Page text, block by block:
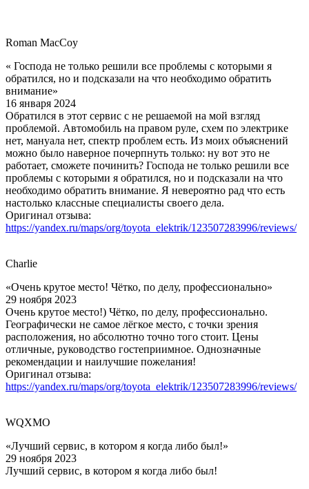
Roman MacCoy
« Господа не только решили все проблемы с которыми я
обратился, но и подсказали на что необходимо обратить
внимание»
16 января 2024
Обратился в этот сервис с не решаемой на мой взгляд
проблемой. Автомобиль на правом руле, схем по электрике
нет, мануала нет, спектр проблем есть. Из моих объяснений
можно было наверное почерпнуть только: ну вот это не
работает, сможете починить? Господа не только решили все
проблемы с которыми я обратился, но и подсказали на что
необходимо обратить внимание. Я невероятно рад что есть
настолько классные специалисты своего дела.
Оригинал отзыва:
https://yandex.ru/maps/org/toyota_elektrik/123507283996/reviews/
Charlie
«Очень крутое место! Чётко, по делу, профессионально»
29 ноября 2023
Очень крутое место!) Чётко, по делу, профессионально.
Географически не самое лёгкое место, с точки зрения
расположения, но абсолютно точно того стоит. Цены
отличные, руководство гостеприимное. Однозначные
рекомендации и наилучшие пожелания!
Оригинал отзыва:
https://yandex.ru/maps/org/toyota_elektrik/123507283996/reviews/
WQXMO
«Лучший сервис, в котором я когда либо был!»
29 ноября 2023
Лучший сервис, в котором я когда либо был!